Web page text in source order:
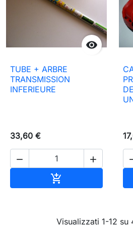

TUBE + ARBRE
TRANSMISSION
INFERIEURE
33,60 €
 

Visualizzati 1-12 su